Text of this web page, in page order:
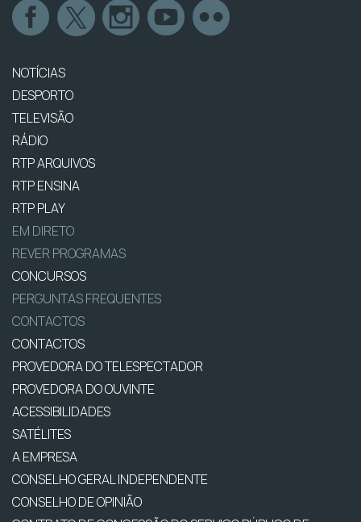
NOTÍCIAS
DESPORTO
TELEVISÃO
RÁDIO
RTP ARQUIVOS
RTP ENSINA
RTP PLAY
EM DIRETO
REVER PROGRAMAS
CONCURSOS
PERGUNTAS FREQUENTES
CONTACTOS
CONTACTOS
PROVEDORA DO TELESPECTADOR
PROVEDORA DO OUVINTE
ACESSIBILIDADES
SATÉLITES
A EMPRESA
CONSELHO GERAL INDEPENDENTE
CONSELHO DE OPINIÃO